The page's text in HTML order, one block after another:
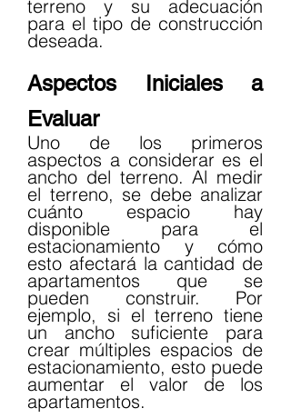
terreno y su adecuación
para el tipo de construcción
deseada.
Aspectos Iniciales a
Evaluar
Uno de los primeros
aspectos a considerar es el
ancho del terreno. Al medir
el terreno, se debe analizar
cuánto espacio hay
disponible para el
estacionamiento y cómo
esto afectará la cantidad de
apartamentos que se
pueden construir. Por
ejemplo, si el terreno tiene
un ancho suficiente para
crear múltiples espacios de
estacionamiento, esto puede
aumentar el valor de los
apartamentos.